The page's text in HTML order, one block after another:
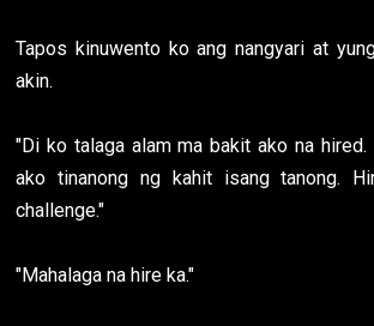
Tapos kinuwento ko ang nangyari at
akin.
"Di ko talaga alam ma bakit ako na hired.
ako tinanong ng kahit isang tanong.
challenge."
"Mahalaga na hire ka."